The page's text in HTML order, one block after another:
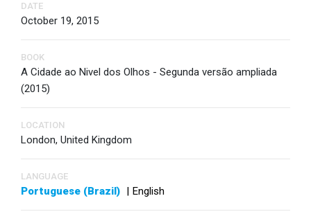
DATE
October 19, 2015
BOOK
A Cidade ao Nivel dos Olhos - Segunda versão ampliada
(2015)
LOCATION
London, United Kingdom
LANGUAGE
Portuguese (Brazil) | English